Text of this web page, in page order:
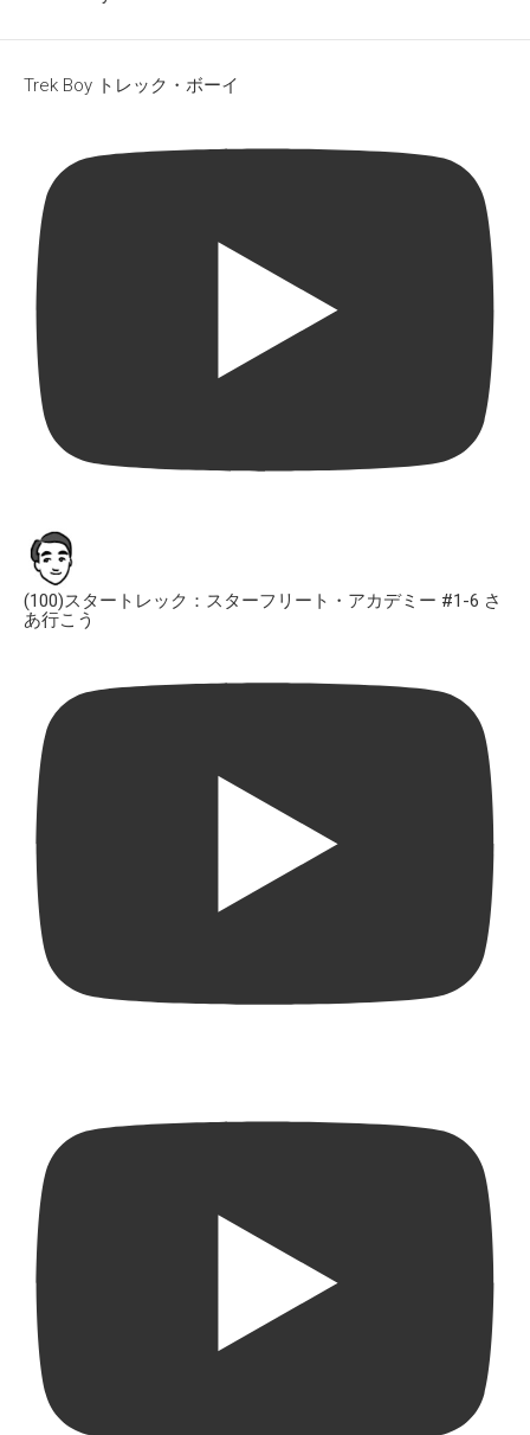
Trek Boy トレック・ボーイ
(100)スタートレック：スターフリート・アカデミー #1-6 さ
あ行こう